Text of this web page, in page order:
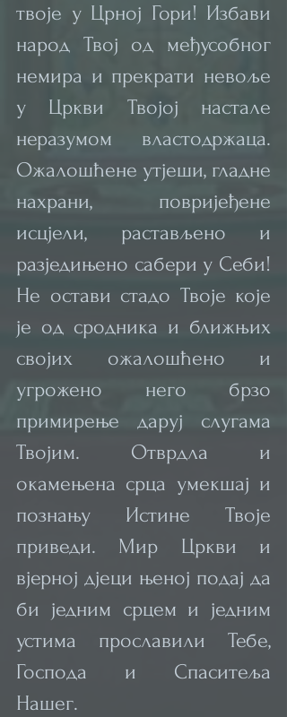
твоје у Црној Гори! Избави
народ Твој од међусобног
немира и прекрати невоље
у Цркви Твојој настале
неразумом властодржаца.
Ожалошћене утјеши, гладне
нахрани, повријеђене
исцјели, растављено и
разједињено сабери у Себи!
Не остави стадо Твоје које
је од сродника и ближњих
својих ожалошћено и
угрожено него брзо
примирење даруј слугама
Твојим. Отврдла и
окамењена срца умекшај и
познању Истине Твоје
приведи. Мир Цркви и
вјерној дјеци њеној подај да
би једним срцем и једним
устима прославили Тебе,
Господа и Спаситеља
Нашег.